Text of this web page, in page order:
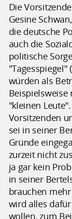
Die
Gesine
die deutsche
auch die
politische
"Tagesspiegel"
würden als
"kleinen
Vorsitzenden
sei in seiner
Gründe
zurzeit nicht
ja gar kein
in seiner
brauchen
wird alles
wollen, zum